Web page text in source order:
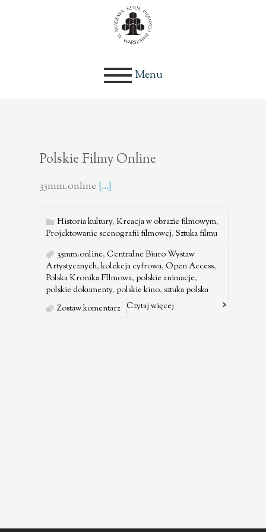
Menu
Polskie Filmy Online
35mm.online [...]
Historia kultury, Kreacja w obrazie filmowym,
Projektowanie scenografii filmowej, Sztuka filmu
35mm.online, Centralne Biuro Wystaw
Artystycznych, kolekcja cyfrowa, Open Access,
Polska Kronika FIlmowa, polskie animacje,
polskie dokumenty, polskie kino, sztuka polska
Zostaw komentarz Czytaj więcej